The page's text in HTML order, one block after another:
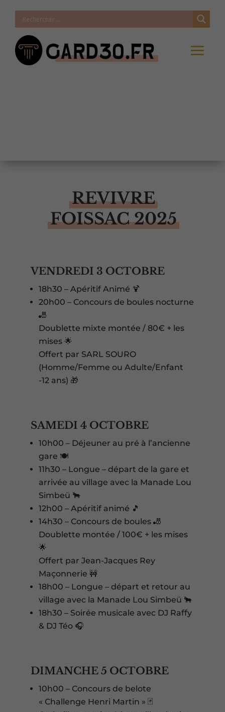
REVIVRE
FOISSAC 2025
VENDREDI 3 OCTOBRE
18h30 – Apéritif Animé 🍹
20h00 – Concours de boules nocturne
🎳
Doublette mixte montée / 80€ + les
mises 🌟
Offert par SARL SOURO
(Homme/Femme ou Adulte/Enfant
-12 ans) 🎁
SAMEDI 4 OCTOBRE
10h00 – Déjeuner au pré à l’ancienne
gare 🍽️
11h30 – Longue – départ de la gare et
arrivée au village avec la Manade Lou
Simbeü 🐂
12h00 – Apéritif animé 🎵
14h30 – Concours de boules 🎳
Doublette montée / 100€ + les mises
🌟
Offert par Jean-Jacques Rey
Maçonnerie 🚧
18h00 – Longue – départ et retour au
village avec la Manade Lou Simbeü 🐂
18h30 – Soirée musicale avec DJ Raffy
& DJ Téo 🎧
DIMANCHE 5 OCTOBRE
10h00 – Concours de belote
« Challenge Henri Martin » 🃏